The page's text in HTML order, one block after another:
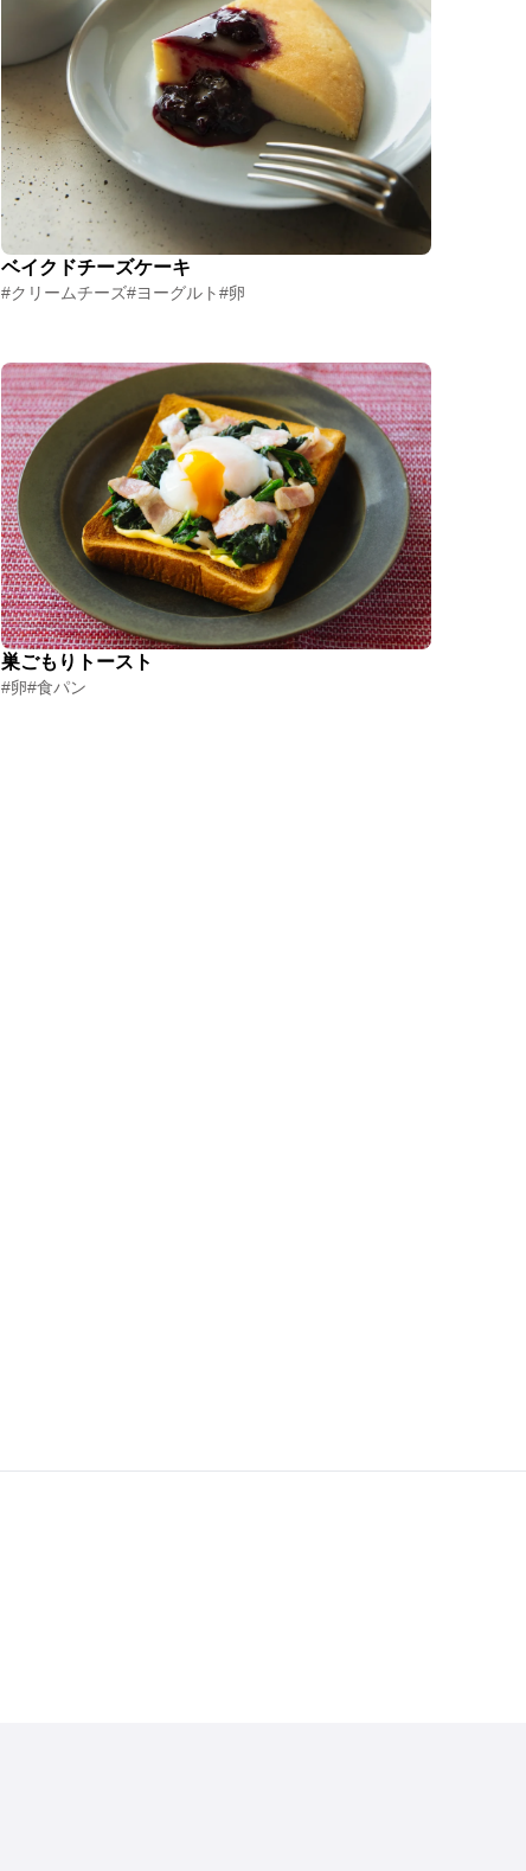
ベイクドチーズケーキ
#クリームチーズ#ヨーグルト#卵
巣ごもりトースト
#卵#食パン